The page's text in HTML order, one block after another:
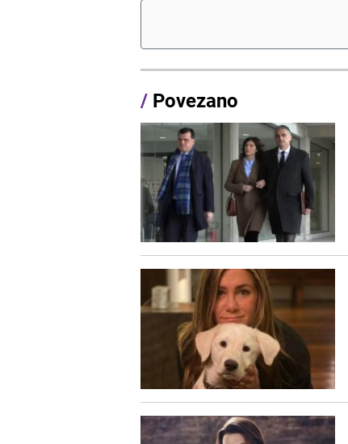
/ Povezano